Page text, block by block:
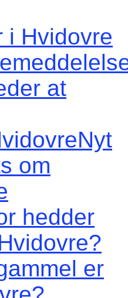
i Hvidovre
at
om
hedder
er